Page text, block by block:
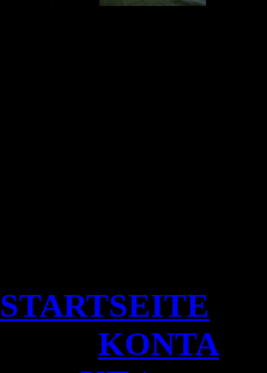
STARTSEITE
KONTA